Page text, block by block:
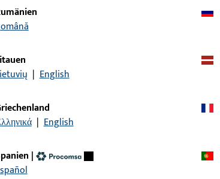
0-0 | Transponderkarte |
Rumänien
Română
| English
Griechenland
Ελληνικά | English
Spanien |
Español